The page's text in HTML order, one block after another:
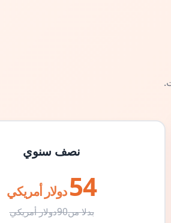
نصف سنوي
54 دولار أمريكي
بدلا من90دولار أمريكي